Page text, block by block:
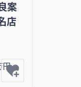
案
店
円